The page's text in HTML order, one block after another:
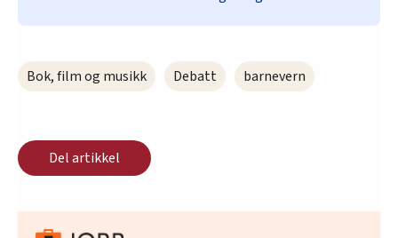
Bok, film og musikk Debatt barnevern
Del artikkel